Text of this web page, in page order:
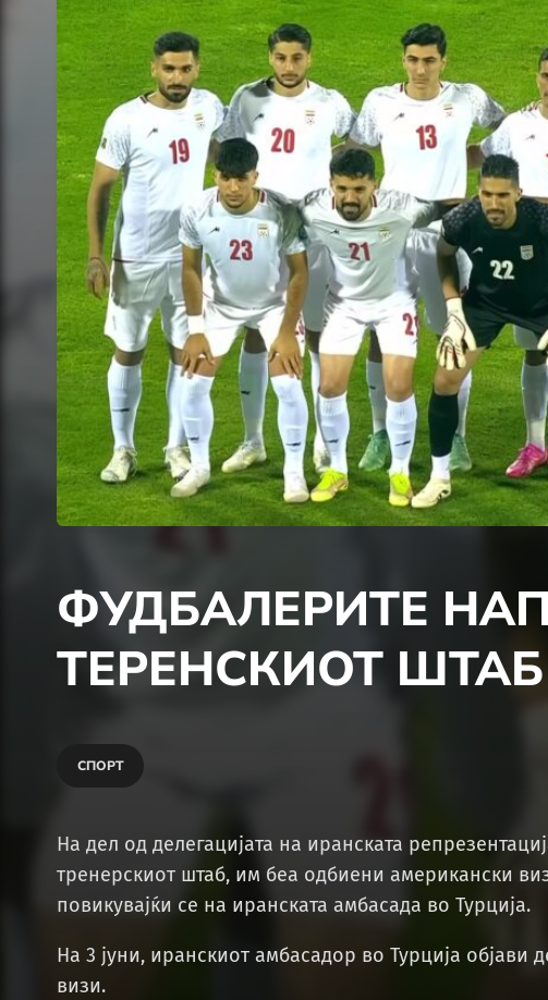
ФУДБАЛЕРИТЕ
ТЕРЕНСКИОТ
СПОРТ
На дел од делегацијата на иранската
тренерскиот штаб, им беа одбиени американски
повикувајќи се на иранската амбасада во Турција.
На 3 јуни, иранскиот амбасадор во Турција објави
визи.